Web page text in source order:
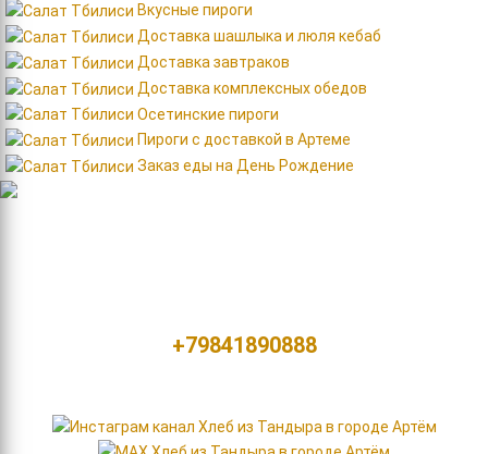
Вкусные пироги
Доставка шашлыка и люля кебаб
Доставка завтраков
Доставка комплексных обедов
Осетинские пироги
Пироги с доставкой в Артеме
Заказ еды на День Рождение
+79841890888